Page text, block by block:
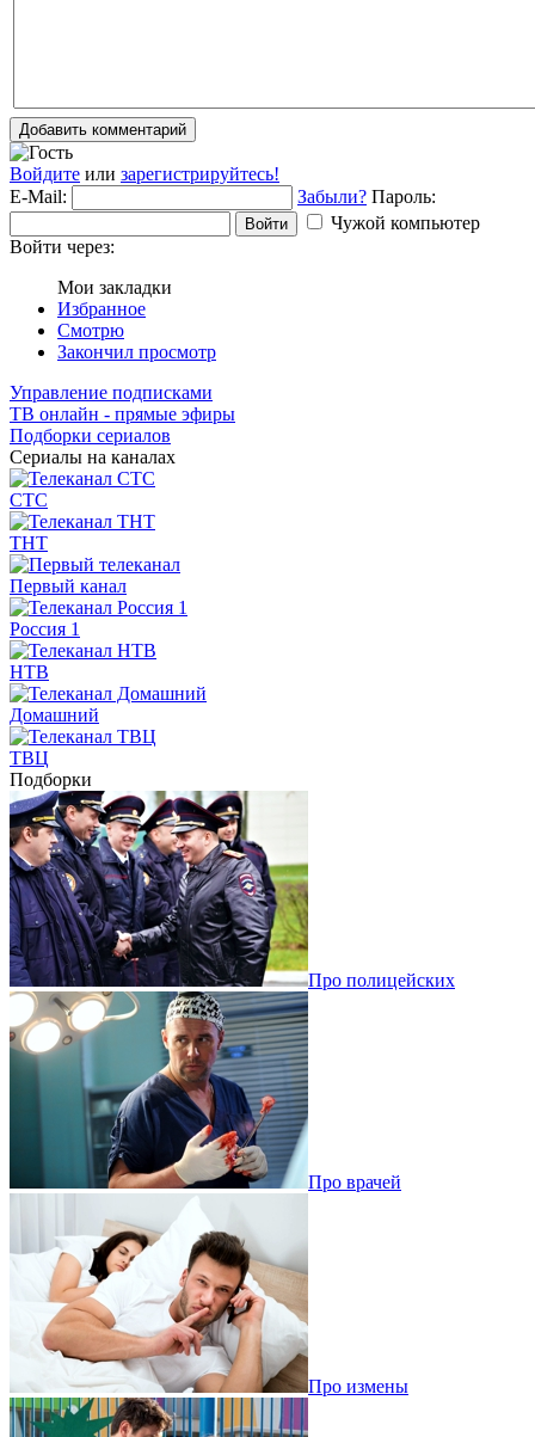
Добавить комментарий
Войдите или зарегистрируйтесь!
E-Mail:
Забыли? Пароль:
Войти
Чужой компьютер
Войти через:
Мои закладки
Избранное
Смотрю
Закончил просмотр
Управление подписками
ТВ онлайн - прямые эфиры
Подборки сериалов
Сериалы на каналах
СТС
ТНТ
Первый канал
Россия 1
НТВ
Домашний
ТВЦ
Подборки
Про полицейских
Про врачей
Про измены